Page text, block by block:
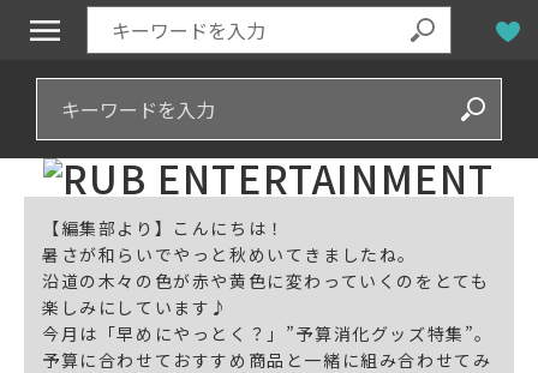
【編集部より】こんにちは！
暑さが和らいでやっと秋めいてきましたね。
沿道の木々の色が赤や黄色に変わっていくのをとても
楽しみにしています♪
今月は「早めにやっとく？」”予算消化グッズ特集”。
予算に合わせておすすめ商品と一緒に組み合わせてみ